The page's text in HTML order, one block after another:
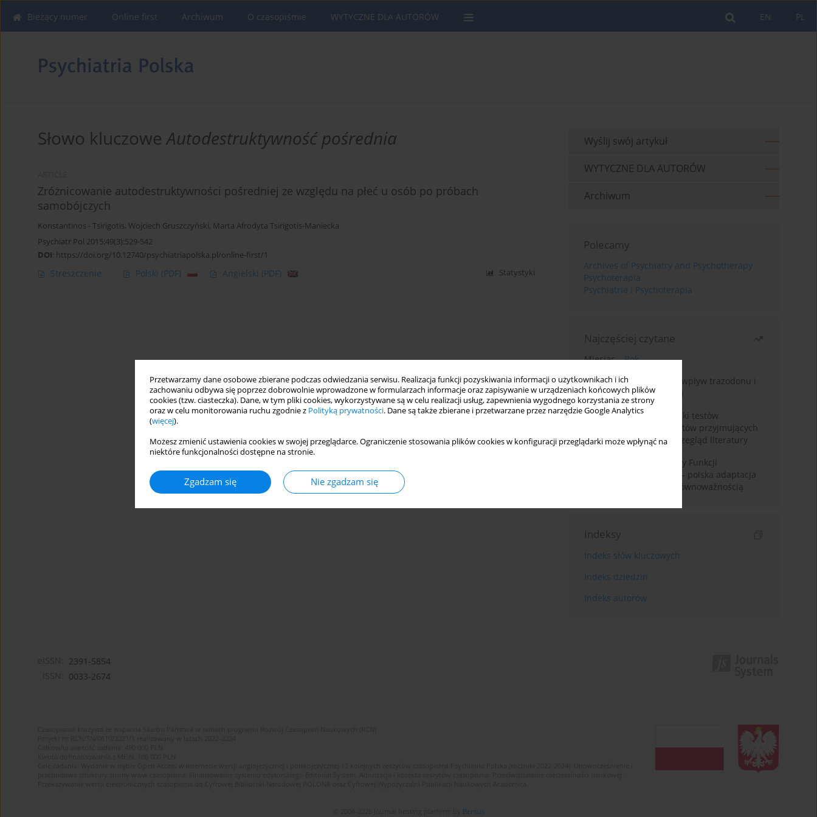
Przetwarzamy dane osobowe zbierane podczas odwiedzania serwisu. Realizacja funkcji pozyskiwania informacji o użytkownikach i ich
zachowaniu odbywa się poprzez dobrowolnie wprowadzone w formularzach informacje oraz zapisywanie w urządzeniach końcowych plików
cookies (tzw. ciasteczka). Dane, w tym pliki cookies, wykorzystywane są w celu realizacji usług, zapewnienia wygodnego korzystania ze strony
oraz w celu monitorowania ruchu zgodnie z Polityką prywatności. Dane są także zbierane i przetwarzane przez narzędzie Google Analytics
(więcej).
Możesz zmienić ustawienia cookies w swojej przeglądarce. Ograniczenie stosowania plików cookies w konfiguracji przeglądarki może wpłynąć na
niektóre funkcjonalności dostępne na stronie.
Zgadzam się Nie zgadzam się
PL
EN
Bieżący numer Online first Archiwum O czasopiśmie WYTYCZNE DLA AUTORÓW
Słowo kluczoweAutodestruktywność pośrednia
Zróżnicowanie autodestruktywności pośredniej ze względu na płeć u osób po próbach
samobójczych
Konstantinos - Tsirigotis, Wojciech Gruszczyński, Marta Afrodyta Tsirigotis-Maniecka
Psychiatr Pol 2015;49(3):529-542
DOI: https://doi.org/10.12740/psychiatriapolska.pl/online-first/1
Streszczenie Polski (PDF) Angielski (PDF) Statystyki
Wyślij swój artykuł
WYTYCZNE DLA AUTORÓW
Archiwum
Polecamy
Archives of Psychiatry and Psychotherapy
Psychoterapia
Psychiatria i Psychoterapia
Najczęściej czytane
Miesiąc
Rok
Leczenie bezsenności – wpływ trazodonu i
leków nasennych na sen
Fałszywie dodatnie wyniki testów
narkotykowych u pacjentów przyjmujących
leki psychotropowe – przegląd literatury
Montrealska Skala Oceny Funkcji
Poznawczych MoCA 7.2.– polska adaptacja
metody i badania nad równoważnością
Indeksy
Indeks słów kluczowych
Indeks dziedzin
Indeks autorów
2391-5854
0033-2674
Bentus